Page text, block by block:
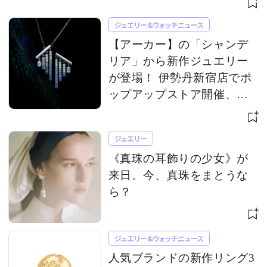
ジュエリー&ウォッチニュース
【アーカー】の「シャンデ
リア」から新作ジュエリー
が登場！ 伊勢丹新宿店でポ
ップアップストア開催、限
ジュエリー
《真珠の耳飾りの少女》が
来日。今、真珠をまとうな
ら？
ジュエリー&ウォッチニュース
人気ブランドの新作リング3